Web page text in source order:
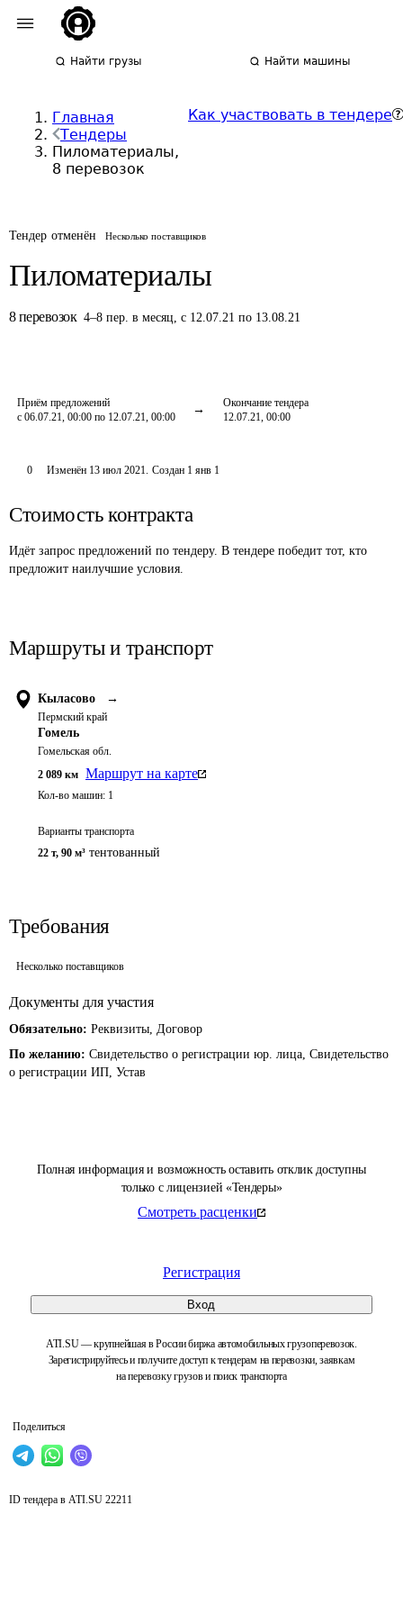
Найти грузы Найти машины
Главная
Тендеры
Пиломатериалы,
8 перевозок
Как участвовать в тендере
Тендер отменён Несколько поставщиков
Пиломатериалы
8 перевозок 4–8 пер. в месяц,с 12.07.21 по 13.08.21
Приём предложений
с 06.07.21, 00:00 по 12.07.21, 00:00
Окончание тендера
12.07.21, 00:00
Полная информация и возможность оставить отклик доступны
только с лицензией «Тендеры»
Смотреть расценки
Регистрация
Вход
ATI.SU — крупнейшая в России биржа автомобильных грузоперевозок.
Зарегистрируйтесь и получите доступ к тендерам на перевозки, заявкам
на перевозку грузов и поиск транспорта
Поделиться
0 Изменён 13 июл 2021. Создан 1 янв 1
Стоимость контракта
Идёт запрос предложений по тендеру. В тендере победит тот, кто
предложит наилучшие условия.
Маршруты и транспорт
Кыласово →
Пермский край
Гомель
Гомельская обл.
2 089 км Маршрут на карте
Кол-во машин: 1
Варианты транспорта
22 т, 90 м³ тентованный
Требования
Несколько поставщиков
Документы для участия
Обязательно: Реквизиты, Договор
По желанию: Свидетельство о регистрации юр. лица, Свидетельство
о регистрации ИП, Устав
ID тендера в ATI.SU 22211